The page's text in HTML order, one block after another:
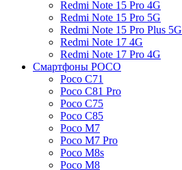
Redmi Note 15 Pro 4G
Redmi Note 15 Pro 5G
Redmi Note 15 Pro Plus 5G
Redmi Note 17 4G
Redmi Note 17 Pro 4G
Смартфоны POCO
Poco C71
Poco C81 Pro
Poco C75
Poco C85
Poco M7
Poco M7 Pro
Poco M8s
Poco M8